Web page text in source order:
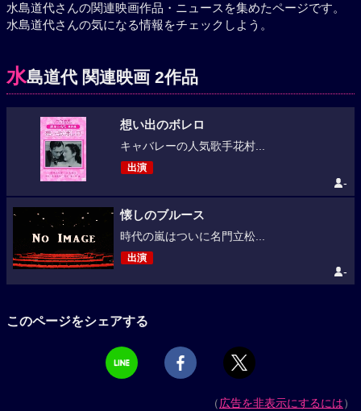
水島道代さんの関連映画作品・ニュースを集めたページです。
水島道代さんの気になる情報をチェックしよう。
水島道代 関連映画 2作品
想い出のボレロ
キャバレーの人気歌手花村...
出演
-
懐しのブルース
時代の嵐はついに名門立松...
出演
-
このページをシェアする
（広告を非表示にするには）